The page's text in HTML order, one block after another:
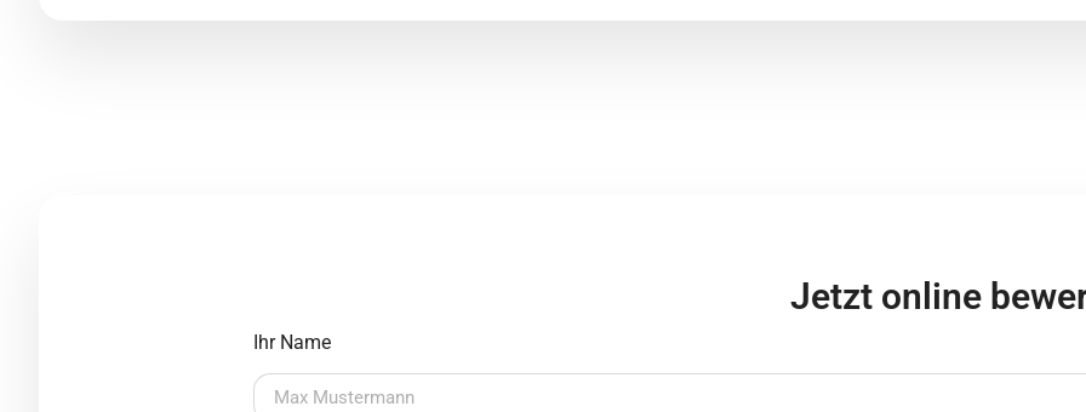
Jetzt online
Ihr Name